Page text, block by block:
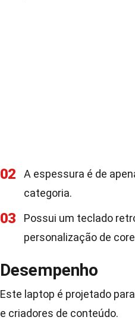
02
A espessura é de
categoria.
03 Possui um teclado
personalização de
Desempenho
Este laptop é projetado
e criadores de conteúdo.